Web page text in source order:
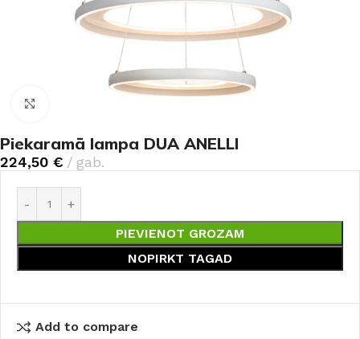
Piekaramā lampa DUA ANELLI
224,50 € gab.
PIEVIENOT GROZAM
NOPIRKT TAGAD
Add to compare